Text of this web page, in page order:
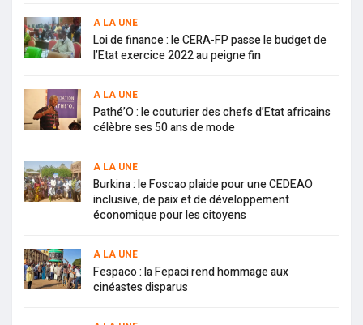
A LA UNE
Loi de finance : le CERA-FP passe le budget de
l’Etat exercice 2022 au peigne fin
A LA UNE
Pathé’O : le couturier des chefs d’Etat africains
célèbre ses 50 ans de mode
A LA UNE
Burkina : le Foscao plaide pour une CEDEAO
inclusive, de paix et de développement
économique pour les citoyens
A LA UNE
Fespaco : la Fepaci rend hommage aux
cinéastes disparus